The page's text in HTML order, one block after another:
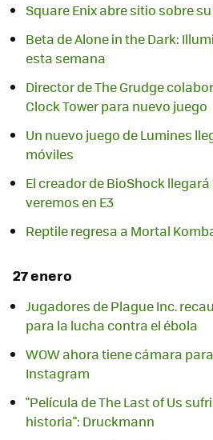
Square Enix abre sitio sobre
Beta de Alone in the Dark:
esta semana
Director de The Grudge
Clock Tower para nuevo juego
Un nuevo juego de Lumines
El creador de BioShock llegará
veremos en E3
Reptile regresa a Mortal
27 enero
Jugadores de Plague Inc.
para la lucha contra el ébola
WOW ahora tiene cámara
"Película de The Last of Us
historia": Druckmann